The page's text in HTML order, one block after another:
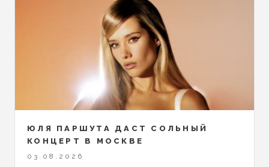
ЮЛЯ ПАРШУТА ДАСТ СОЛЬНЫЙ
КОНЦЕРТ В МОСКВЕ
03.08.2026